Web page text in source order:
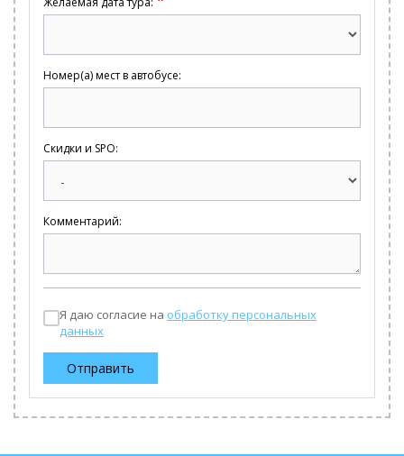
Номер(а) мест в автобусе:
Скидки и SPO:
Комментарий:
Я даю согласие на обработку персональных
данных